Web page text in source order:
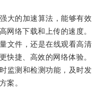
的加速算法，能够有效
网络下载和上传的速度。
件，还是在线观看高清
快捷、高效的网络体验。
测和检测功能，及时发
案。